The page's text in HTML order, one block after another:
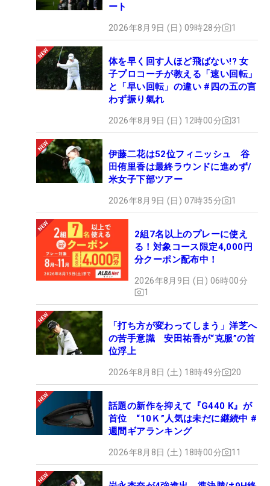
ート
2026年8月9日 (日) 09時28分 1
体を早く回す人ほど飛ばない!? 女
子プロコーチが教える「速い回転」
と「早い回転」の違い #四の五の言
わず振り氣れ
2026年8月9日 (日) 12時00分 31
伊藤二花は52位フィニッシュ 谷
田侑里香は最終ラウンドに進めず/
米女子下部ツアー
2026年8月9日 (日) 07時35分 1
2組7名以上のプレーに使え
る！対象コース限定4,000円
分クーポン配布中！
2026年8月9日 (日) 06時00分
1
「打ち方が変わってしまう」洋芝へ
の苦手意識 安田祐香が“克服”の首
位浮上
2026年8月8日 (土) 18時49分 20
話題の新作を抑えて『G440 K』が
首位 “10Ｋ”人気は未だに継続中 #
週間ギアランキング
2026年8月8日 (土) 18時00分 11